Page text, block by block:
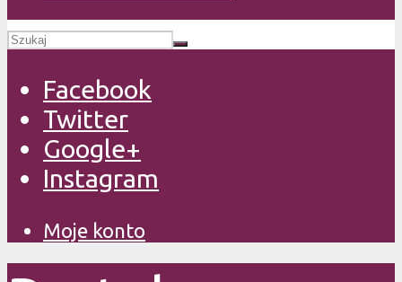
Facebook
Twitter
Google+
Instagram
Moje konto